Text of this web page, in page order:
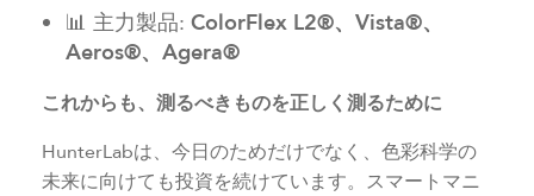
📊 主力製品: ColorFlex L2®、Vista®、
Aeros®、Agera®
これからも、測るべきものを正しく測るために
HunterLabは、今日のためだけでなく、色彩科学の
未来に向けても投資を続けています。スマートマニ